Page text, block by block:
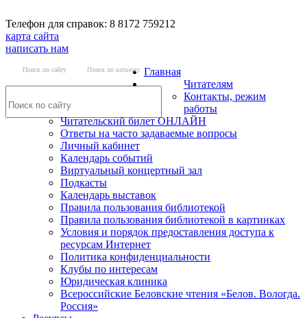
Телефон для справок: 8 8172 759212
карта сайта
написать нам
Поиск по сайту Поиск по каталогу Главная
Читателям
Контакты, режим
работы
Читательский билет ОНЛАЙН
Ответы на часто задаваемые вопросы
Личный кабинет
Календарь событий
Виртуальный концертный зал
Подкасты
Календарь выставок
Правила пользования библиотекой
Правила пользования библиотекой в картинках
Условия и порядок предоставления доступа к
ресурсам Интернет
Политика конфиденциальности
Клубы по интересам
Юридическая клиника
Всероссийские Беловские чтения «Белов. Вологда.
Россия»